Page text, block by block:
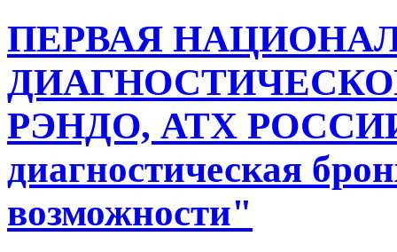
ПЕРВАЯ
РЭНДО, АТХ
диагностическая
возможности"